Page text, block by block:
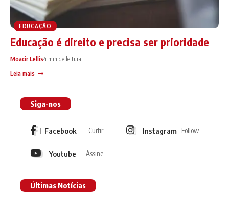
EDUCAÇÃO
Educação é direito e precisa ser prioridade
Moacir Lellis4 min de leitura
Leia mais
Siga-nos
Facebook Curtir Instagram Follow
Youtube Assine
Últimas Notícias